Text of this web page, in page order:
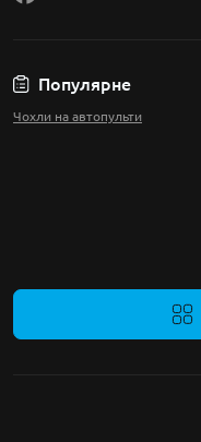
Популярне
Чохли на автопульти